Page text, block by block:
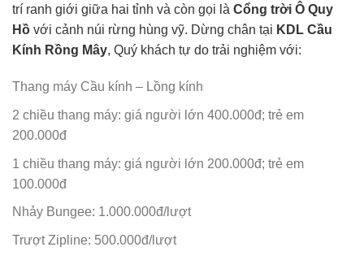
trí ranh giới giữa hai tỉnh và còn gọi là Cổng trời Ô Quy
Hồ với cảnh núi rừng hùng vỹ. Dừng chân tại K DL Cầu
Kính Rồng Mây, Quý khách tự do trải nghiệm với:
Thang máy Cầu kính – Lồng kính
2 chiều thang máy: giá người lớn 400.000đ; trẻ em
200.000đ
1 chiều thang máy: giá người lớn 200.000đ; trẻ em
100.000đ
Nhảy Bungee: 1.000.000đ/lượt
Trượt Zipline: 500.000đ/lượt